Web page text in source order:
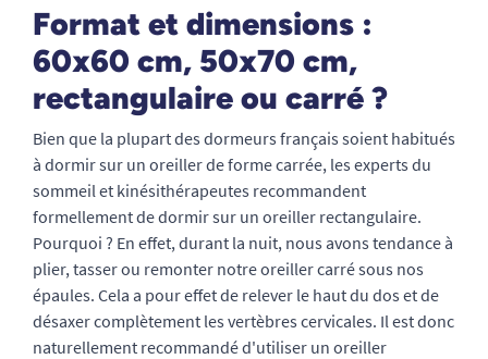
Format et dimensions :
60x60 cm, 50x70 cm,
rectangulaire ou carré ?
Bien que la plupart des dormeurs français soient habitués
à dormir sur un oreiller de forme carrée, les experts du
sommeil et kinésithérapeutes recommandent
formellement de dormir sur un oreiller rectangulaire.
Pourquoi ? En effet, durant la nuit, nous avons tendance à
plier, tasser ou remonter notre oreiller carré sous nos
épaules. Cela a pour effet de relever le haut du dos et de
désaxer complètement les vertèbres cervicales. Il est donc
naturellement recommandé d'utiliser un oreiller